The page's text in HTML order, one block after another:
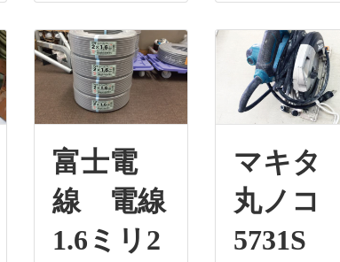
富士電
線 電線
1.6ミリ2
マキタ
丸ノコ
5731S